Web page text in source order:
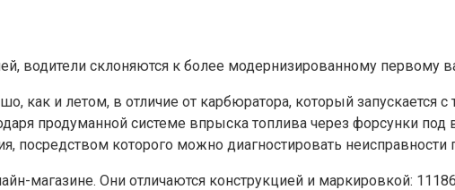
водители склоняются к более модернизированному первому
как и летом, в отличие от карбюратора, который запускается с
продуманной системе впрыска топлива через форсунки
посредством которого можно диагностировать
магазине. Они отличаются конструкцией и маркировкой: